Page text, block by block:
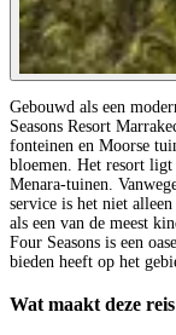
Gebouwd als een
Seasons Resort
fonteinen en Moorse
bloemen. Het resort ligt
Menara-tuinen.
service is het niet
als een van de meest
Four Seasons is een
bieden heeft op het
Wat maakt deze